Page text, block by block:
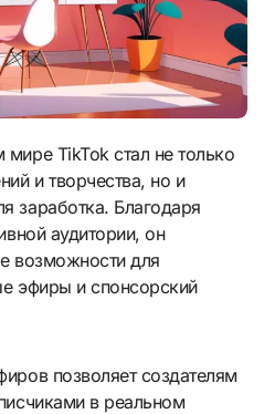
и творчества, но и
заработка. Благодаря
аудитории, он
возможности для
эфиры и спонсорский
позволяет создателям
в реальном